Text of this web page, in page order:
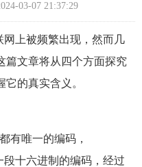
03-07 21:37:29
网上被频繁出现，然而几
篇文章将从四个方面探究
的真实含义。
有唯一的编码，
段十六进制的编码，经过